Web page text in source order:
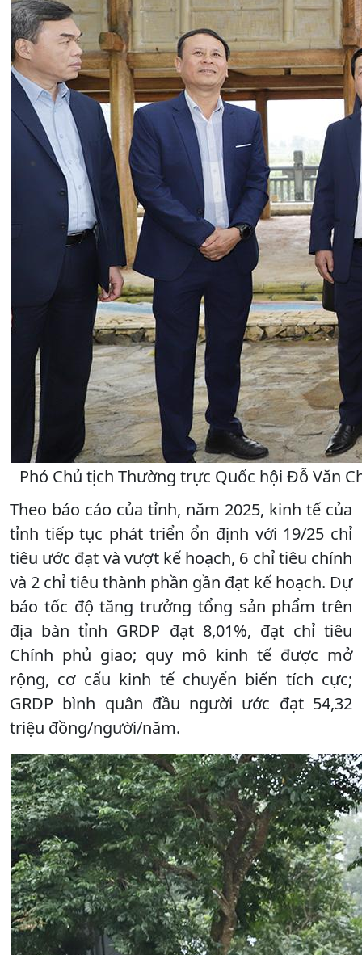
Phó Chủ tịch Thường trực Quốc hội Đỗ Văn
Theo báo cáo của tỉnh, năm 2025, kinh tế của
tỉnh tiếp tục phát triển ổn định với 19/25 chỉ
tiêu ước đạt và vượt kế hoạch, 6 chỉ tiêu chính
và 2 chỉ tiêu thành phần gần đạt kế hoạch. Dự
báo tốc độ tăng trưởng tổng sản phẩm trên
địa bàn tỉnh GRDP đạt 8,01%, đạt chỉ tiêu
Chính phủ giao; quy mô kinh tế được mở
rộng, cơ cấu kinh tế chuyển biến tích cực;
GRDP bình quân đầu người ước đạt 54,32
triệu đồng/người/năm.